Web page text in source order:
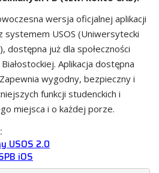
wersja oficjalnej aplikacji
USOS (Uniwersytecki
dostępna już dla społeczności
Aplikacja dostępna
wygodny, bezpieczny i
funkcji studenckich i
miejsca i o każdej porze.
USOS 2.0
iOS